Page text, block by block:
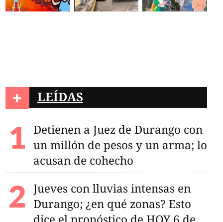
+ LEÍDAS
Detienen a Juez de Durango con
un millón de pesos y un arma; lo
acusan de cohecho
Jueves con lluvias intensas en
Durango; ¿en qué zonas? Esto